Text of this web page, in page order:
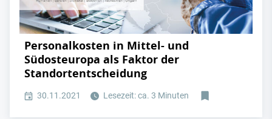
Personalkosten in Mittel- und
Südosteuropa als Faktor der
Standortentscheidung
30.11.2021 Lesezeit: ca. 3 Minuten